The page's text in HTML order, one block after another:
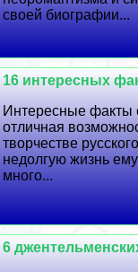
своей биографии...
16 интересных
Интересные факты
отличная
творчестве
недолгую жизнь
много...
6